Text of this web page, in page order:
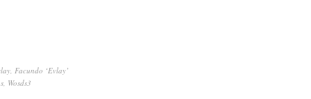
, Facundo ‘Evlay’
, Wosds3